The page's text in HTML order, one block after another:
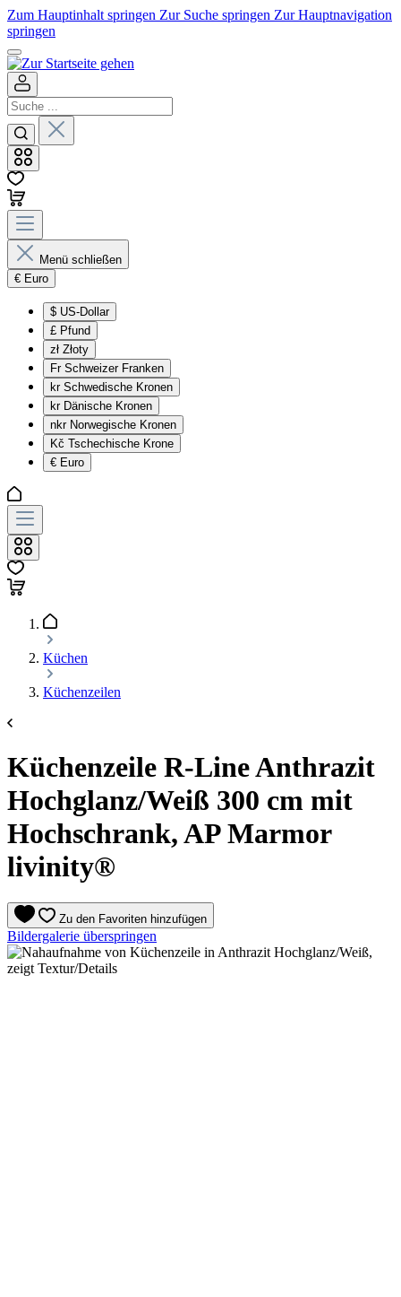
Zum Hauptinhalt springen Zur Suche springen Zur Hauptnavigation
springen
Menü schließen
€ Euro
$ US-Dollar
£ Pfund
zł Złoty
Fr Schweizer Franken
kr Schwedische Kronen
kr Dänische Kronen
nkr Norwegische Kronen
Kč Tschechische Krone
€ Euro
Küchen
Küchenzeilen
Küchenzeile R-Line Anthrazit
Hochglanz/Weiß 300 cm mit
Hochschrank, AP Marmor
livinity®
Zu den Favoriten hinzufügen
Bildergalerie überspringen